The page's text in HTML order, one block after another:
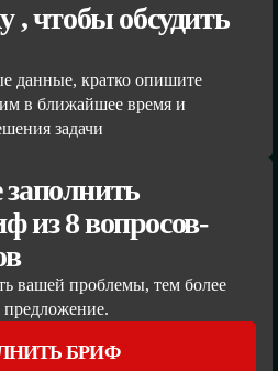
, чтобы обсудить
данные, кратко опишите
в ближайшее время и
задачи
из 8 вопросов-
вашей проблемы, тем более
БРИФ